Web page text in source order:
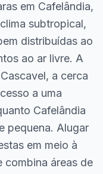
em Cafelândia,
subtropical,
distribuídas ao
ao ar livre. A
a cerca
a uma
Cafelândia
pequena. Alugar
em meio à
combina áreas de